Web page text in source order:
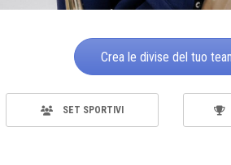
Crea le divise del tuo
SET SPORTIVI